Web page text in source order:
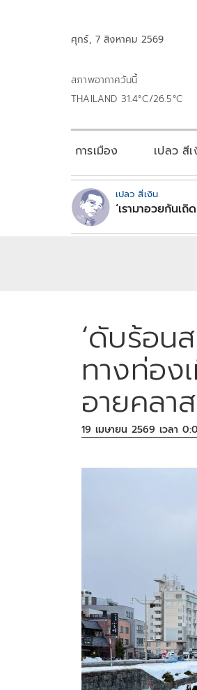
ศุกร์, 7 สิงหาคม 2569
สภาพอากาศวันนี้
THAILAND 31.4°C/26.5°C
การเมือง เปลว สี
เปลว สีเงิน
‘เรามาอวยกันเถิด
‘ดับร้อน
ทางท่อง
อายคลา
19 เมษายน 2569 เวลา